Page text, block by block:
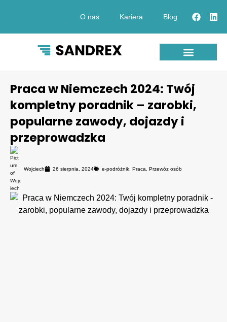
O nas Kariera Blog
Praca w Niemczech 2024: Twój
kompletny poradnik – zarobki,
popularne zawody, dojazdy i
przeprowadzka
Wojciech 26 sierpnia, 2024 e-podróżnik Praca Przewóz osób